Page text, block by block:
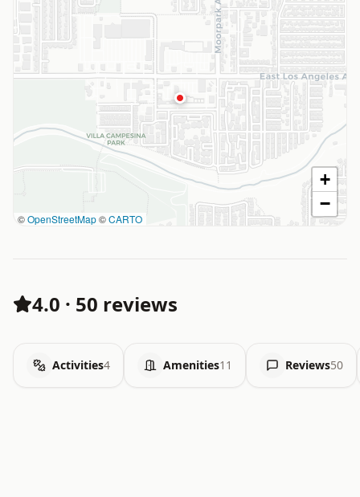
©OpenStreetMap©CARTO
+
−
4.0 · 50 reviews
Activities4 Amenities11 Reviews50